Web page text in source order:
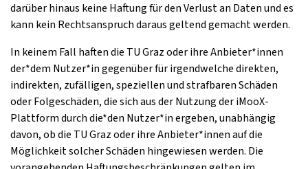
darüber hinaus keine Haftung für den Verlust an Daten und es
kann kein Rechtsanspruch daraus geltend gemacht werden.
In keinem Fall haften die TU Graz oder ihre Anbieter*innen
der*dem Nutzer*in gegenüber für irgendwelche direkten,
indirekten, zufälligen, speziellen und strafbaren Schäden
oder Folgeschäden, die sich aus der Nutzung der iMooX-
Plattform durch die*den Nutzer*in ergeben, unabhängig
davon, ob die TU Graz oder ihre Anbieter*innen auf die
Möglichkeit solcher Schäden hingewiesen werden. Die